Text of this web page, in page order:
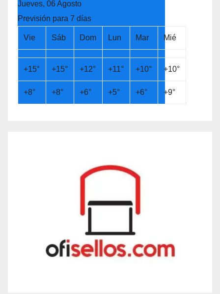
Jueves, 06 Agosto
Previsión para 7 días
Vie Sáb Dom Lun Mar Mié
+15° +15° +12° +11° +10° +10°
+8° +8° +6° +5° +6° +9°